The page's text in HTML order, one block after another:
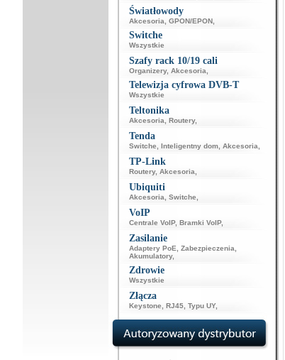
Światłowody
Akcesoria GPON/EPON,
Switche
Wszystkie
Szafy rack 10/19 cali
Organizery, Akcesoria
Telewizja cyfrowa DVB-T
Wszystkie
Teltonika
Akcesoria Routery,
Tenda
Switche Inteligentny dom, Akcesoria
TP-Link
Routery, Akcesoria
Ubiquiti
Akcesoria Switche
VoIP
Centrale VoIP, Bramki VoIP,
Zasilanie
Adaptery PoE Zabezpieczenia
Akumulatory,
Zdrowie
Wszystkie
Złącza
Keystone RJ45, Typu UY,